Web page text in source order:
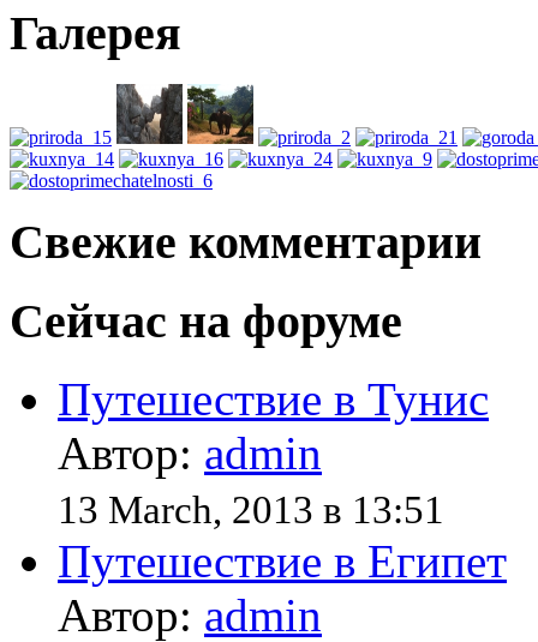
Галерея
Свежие комментарии
Сейчас на форуме
Путешествие в Тунис
Автор: admin
13 March, 2013 в 13:51
Путешествие в Египет
Автор: admin